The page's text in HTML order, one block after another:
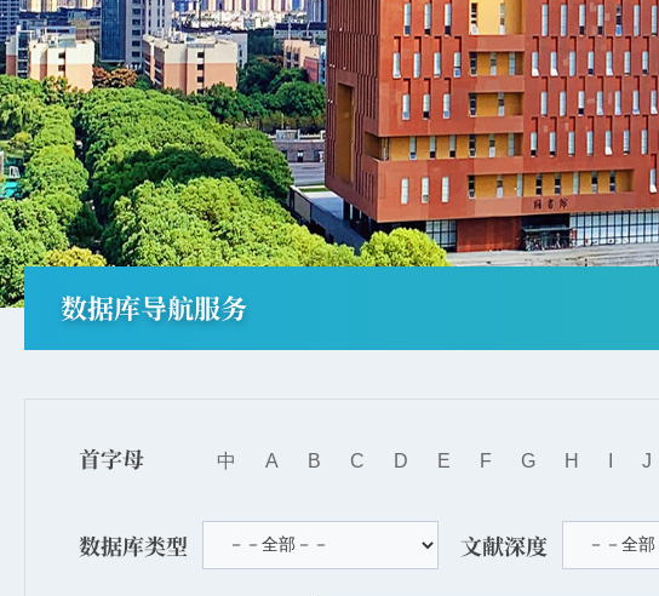
数据库导航服务
首字母 中 A B C D E F G H J
数据库类型 文献深度